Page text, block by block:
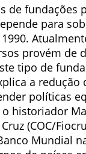
de fundações
para
provém de
tipo de
a redução
políticas
historiador
(COC/
Mundial